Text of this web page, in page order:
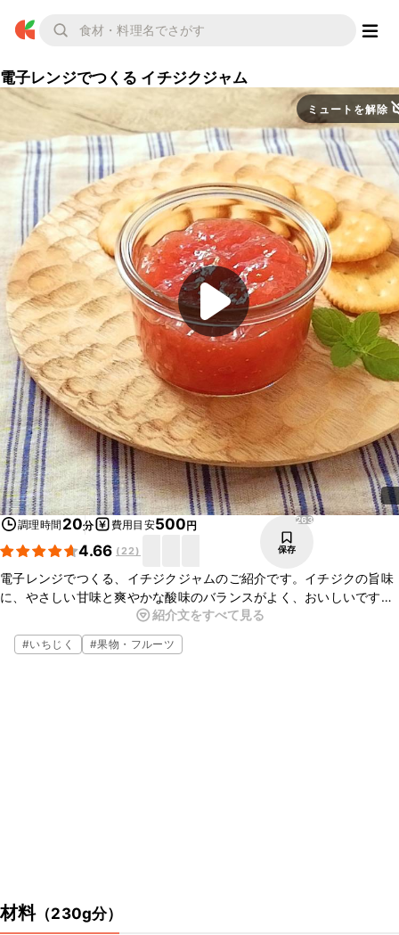
電子レンジでつくる イチジクジャム
ミュートを解除
調理時間 20分 費用目安500円
4.66 (22)
263
保存
電子レンジでつくる、イチジクジャムのご紹介です。イチジクの旨味
に、やさしい甘味と爽やかな酸味のバランスがよく、おいしいです
よ。鍋を使わずに、電子レンジでお手軽にジャムが作れますので、ぜ
ひチャレンジしてみてくださいね。
紹介文をすべて見る
#いちじく #果物・フルーツ
材料（230g分）